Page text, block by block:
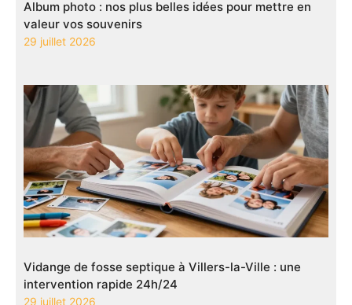
Album photo : nos plus belles idées pour mettre en
valeur vos souvenirs
29 juillet 2026
Vidange de fosse septique à Villers-la-Ville : une
intervention rapide 24h/24
29 juillet 2026